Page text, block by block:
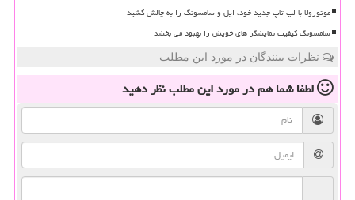
موتورولا با لپ تاپ جدید خود، اپل و سامسونگ را به چالش کشید
سامسونگ کیفیت نمایشگر های خویش را بهبود می بخشد
نظرات بینندگان در مورد این مطلب
لطفا شما همدر مورد این مطلبنظر دهید